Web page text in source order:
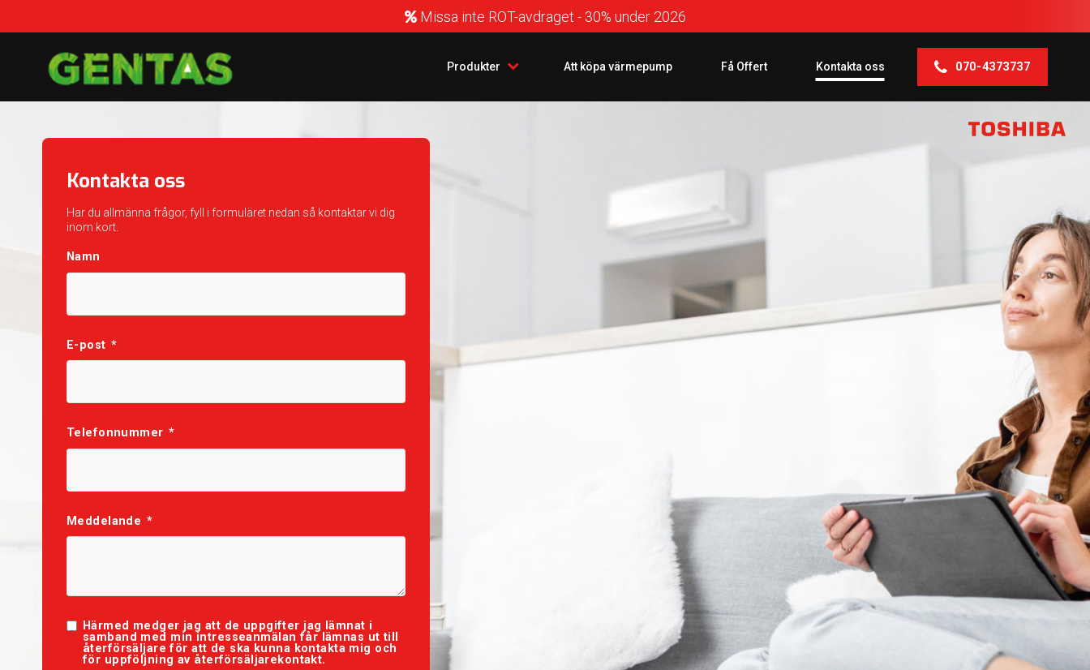
Missa inte ROT-avdraget - 30% under 2026
Produkter Att köpa värmepump Få Offert Kontakta oss 070-4373737
Kontakta oss
Har du allmänna frågor, fyll i formuläret nedan så kontaktar vi dig
inom kort.
Namn
E-post *
Telefonnummer *
Meddelande *
Härmed medger jag att de uppgifter jag lämnat i
samband med min intresseanmälan får lämnas ut till
återförsäljare för att de ska kunna kontakta mig och
för uppföljning av återförsäljarekontakt.